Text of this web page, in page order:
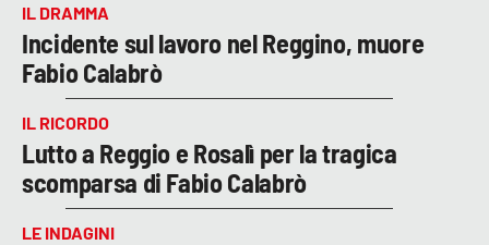
ANDROID
APPLE
IL DRAMMA
Incidente sul lavoro nel Reggino, muore
Fabio Calabrò
IL RICORDO
Lutto a Reggio e Rosalì per la tragica
scomparsa di Fabio Calabrò
LE INDAGINI